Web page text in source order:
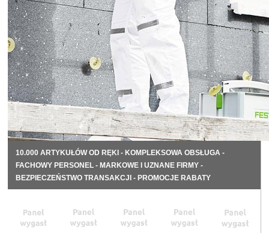
10.000 ARTYKUŁÓW OD RĘKI - KOMPLEKSOWA OBSŁUGA -
FACHOWY PERSONEL - MARKOWE I UZNANE FIRMY -
BEZPIECZEŃSTWO TRANSAKCJI - PROMOCJE RABATY